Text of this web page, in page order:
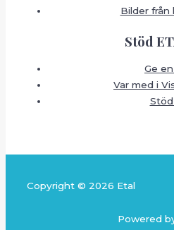
Bilder från
Stöd
Ge
Var med i
Copyright © 2026 Etal
Powered